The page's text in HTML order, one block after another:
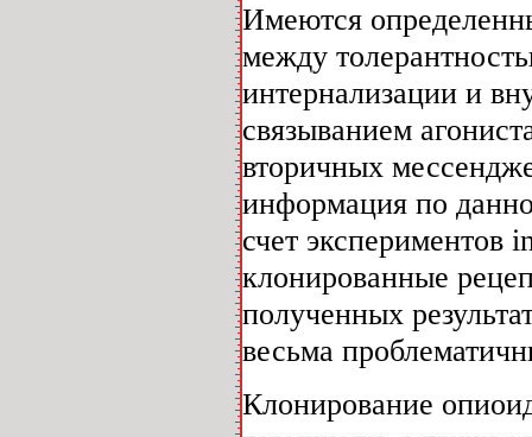
Имеются
между
интернализации и
связыванием
вторичных
информация по
счет экспериментов
клонированные
полученных
весьма
Клонирование